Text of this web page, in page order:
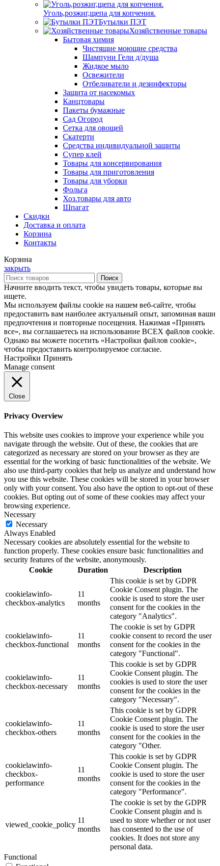
Уголь,розжиг,щепа для копчения.
Бутылки ПЭТ
Хозяйственные товары
Бытовая химия
Чистящие моющие средства
Шампуни Гели д/душа
Жидкое мыло
Освежители
Отбеливатели и дезинфекторы
Защита от насекомых
Канцтовары
Пакеты бумажные
Сад Огород
Сетка для овощей
Скатерти
Средства индивидуальной защиты
Супер клей
Товары для консервирования
Товары для приготовления
Товары для уборки
Фольга
Хоз.товары для авто
Шпагат
Скидки
Доставка и оплата
Корзина
Контакты
Корзина
закрыть
Поиск
Начните вводить текст, чтобы увидеть товары, которые вы
ищете.
Мы используем файлы cookie на нашем веб-сайте, чтобы
предоставить вам наиболее актуальный опыт, запоминая ваши
предпочтения и повторные посещения. Нажимая «Принять
все», вы соглашаетесь на использование ВСЕХ файлов cookie.
Однако вы можете посетить «Настройки файлов cookie»,
чтобы предоставить контролируемое согласие.
Настройки Принять
Manage consent
Close
Privacy Overview
This website uses cookies to improve your experience while you
navigate through the website. Out of these, the cookies that are
categorized as necessary are stored on your browser as they are
essential for the working of basic functionalities of the website. We
also use third-party cookies that help us analyze and understand how
you use this website. These cookies will be stored in your browser
only with your consent. You also have the option to opt-out of these
cookies. But opting out of some of these cookies may affect your
browsing experience.
Necessary
Necessary
Always Enabled
Necessary cookies are absolutely essential for the website to
function properly. These cookies ensure basic functionalities and
security features of the website, anonymously.
Cookie
Duration Description
cookielawinfo-
checkbox-analytics
11
months
This cookie is set by GDPR
Cookie Consent plugin. The
cookie is used to store the user
consent for the cookies in the
category "Analytics".
cookielawinfo-
checkbox-functional
11
months
The cookie is set by GDPR
cookie consent to record the user
consent for the cookies in the
category "Functional".
cookielawinfo-
checkbox-necessary
11
months
This cookie is set by GDPR
Cookie Consent plugin. The
cookies is used to store the user
consent for the cookies in the
category "Necessary".
cookielawinfo-
checkbox-others
11
months
This cookie is set by GDPR
Cookie Consent plugin. The
cookie is used to store the user
consent for the cookies in the
category "Other.
cookielawinfo-
checkbox-
performance
11
months
This cookie is set by GDPR
Cookie Consent plugin. The
cookie is used to store the user
consent for the cookies in the
category "Performance".
viewed_cookie_policy
11
months
The cookie is set by the GDPR
Cookie Consent plugin and is
used to store whether or not user
has consented to the use of
cookies. It does not store any
personal data.
Functional